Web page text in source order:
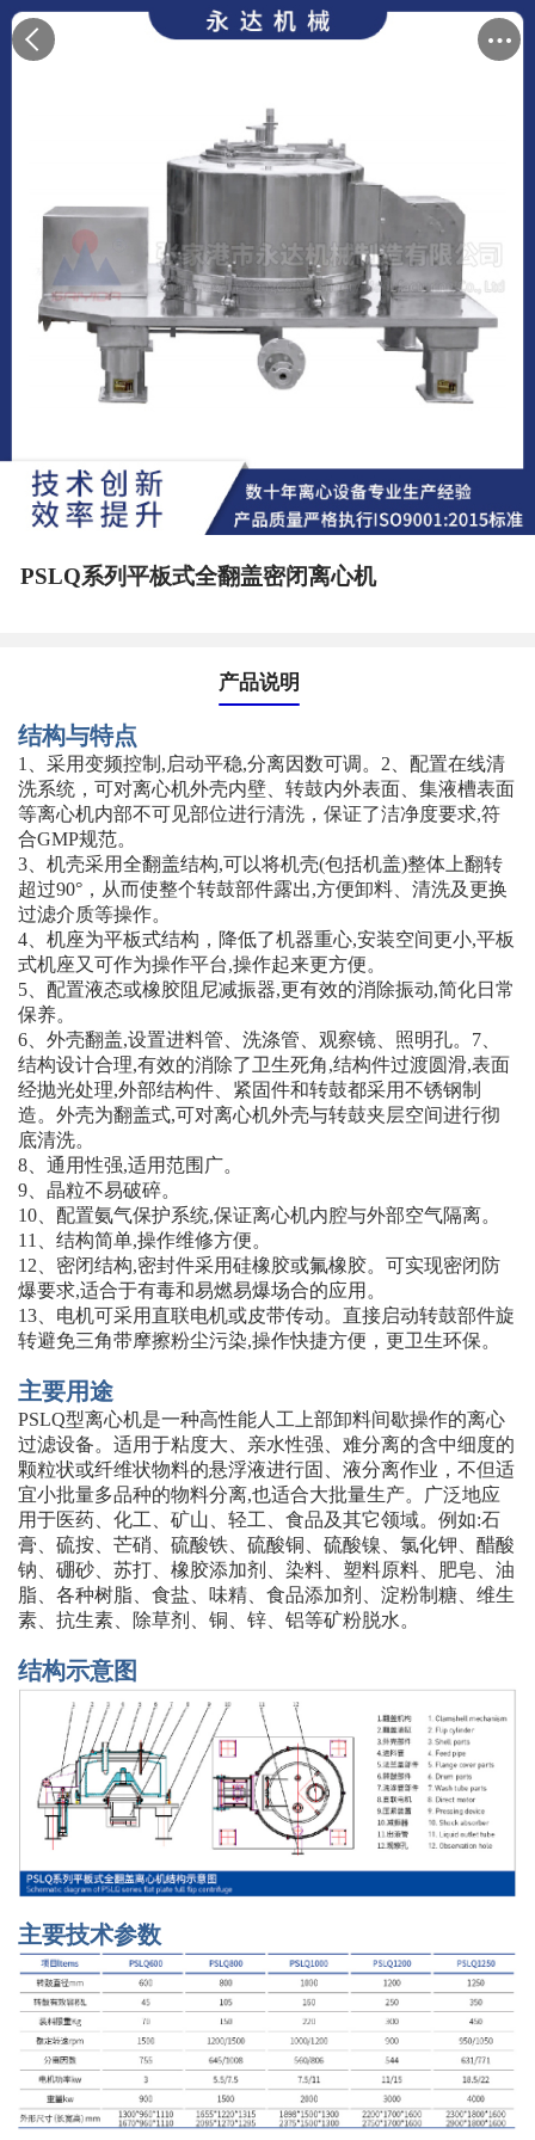
PSLQ系列平板式全翻盖密闭离心机
产品说明
结构与特点
1、采用变频控制,启动平稳,分离因数可调。2、配置在线清
洗系统，可对离心机外壳内壁、转鼓内外表面、集液槽表面
等离心机内部不可见部位进行清洗，保证了洁净度要求,符
合GMP规范。
3、机壳采用全翻盖结构,可以将机壳(包括机盖)整体上翻转
超过90°，从而使整个转鼓部件露出,方便卸料、清洗及更换
过滤介质等操作。
4、机座为平板式结构，降低了机器重心,安装空间更小,平板
式机座又可作为操作平台,操作起来更方便。
5、配置液态或橡胶阻尼减振器,更有效的消除振动,简化日常
保养。
6、外壳翻盖,设置进料管、洗涤管、观察镜、照明孔。7、
结构设计合理,有效的消除了卫生死角,结构件过渡圆滑,表面
经抛光处理,外部结构件、紧固件和转鼓都采用不锈钢制
造。外壳为翻盖式,可对离心机外壳与转鼓夹层空间进行彻
底清洗。
8、通用性强,适用范围广。
9、晶粒不易破碎。
10、配置氨气保护系统,保证离心机内腔与外部空气隔离。
11、结构简单,操作维修方便。
12、密闭结构,密封件采用硅橡胶或氟橡胶。可实现密闭防
爆要求,适合于有毒和易燃易爆场合的应用。
13、电机可采用直联电机或皮带传动。直接启动转鼓部件旋
转避免三角带摩擦粉尘污染,操作快捷方便，更卫生环保。
主要用途
PSLQ型离心机是一种高性能人工上部卸料间歇操作的离心
过滤设备。适用于粘度大、亲水性强、难分离的含中细度的
颗粒状或纤维状物料的悬浮液进行固、液分离作业，不但适
宜小批量多品种的物料分离,也适合大批量生产。广泛地应
用于医药、化工、矿山、轻工、食品及其它领域。例如:石
膏、硫按、芒硝、硫酸铁、硫酸铜、硫酸镍、氯化钾、醋酸
钠、硼砂、苏打、橡胶添加剂、染料、塑料原料、肥皂、油
脂、各种树脂、食盐、味精、食品添加剂、淀粉制糖、维生
素、抗生素、除草剂、铜、锌、铝等矿粉脱水。
结构示意图
主要技术参数